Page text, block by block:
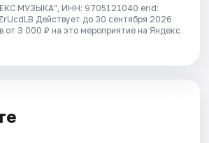
МУЗЫКА", ИНН: 9705121040 erid:
Действует до 30 сентября 2026
от 3 000 ₽ на это мероприятие на Яндекс